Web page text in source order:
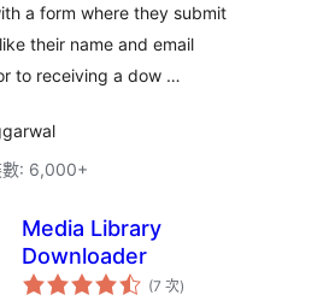
a form where they submit
their name and email
to receiving a dow …
數: 6,000+
Media Library
Downloader
(7 次評)